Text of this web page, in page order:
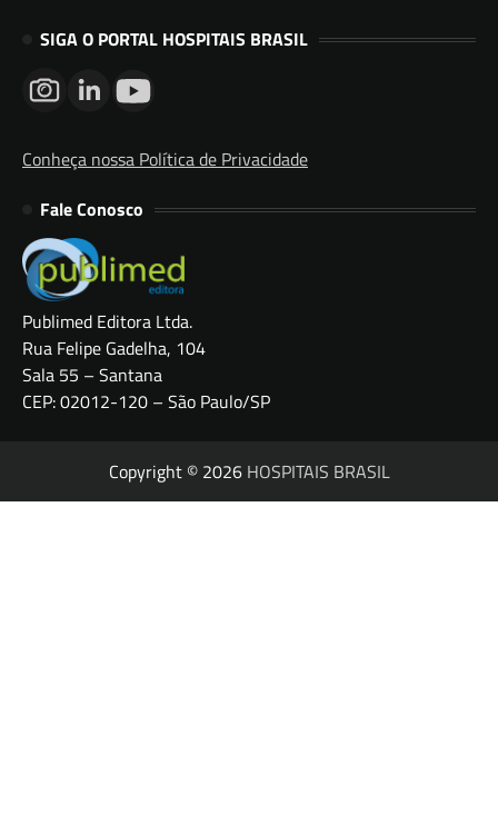
SIGA O PORTAL HOSPITAIS BRASIL
Conheça nossa Política de Privacidade
Fale Conosco
Publimed Editora Ltda.
Rua Felipe Gadelha, 104
Sala 55 – Santana
CEP: 02012-120 – São Paulo/SP
Copyright © 2026 HOSPITAIS BRASIL